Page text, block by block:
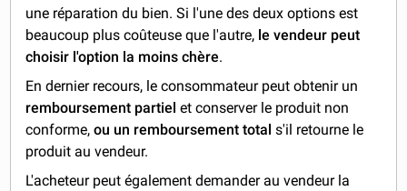
une réparation du bien. Si l'une des deux options est
beaucoup plus coûteuse que l'autre, le vendeur peut
choisir l'option la moins chère.
En dernier recours, le consommateur peut obtenir un
remboursement partielet conserver le produit non
conforme,ou un remboursement total s'il retourne le
produit au vendeur.
L'acheteur peut également demander au vendeur la